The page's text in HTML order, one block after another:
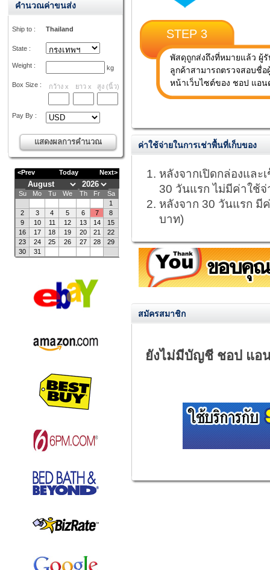
คำนวณค่าขนส่ง
Ship to : Thailand
State :
Weight : kg
Box Size : กว้าง x ยาว x สูง (นิ้ว)
Pay By :
STEP 3
พัสดุถูกส่งถึงที่หมายแล้ว ผู้
ลูกค้าสามารถตรวจสอบชื่อ
หน้าเว็บไซต์ของ ชอป แอน
ค่าใช้จ่ายในการเช่าพื้นที่เก็บของ
หลังจากเปิดกล่องแล
30 วันแรก ไม่มีค่าใช้จ่
หลังจาก 30 วันแรก มี
บาท)
สมัครสมาชิก
ยังไม่มีบัญชี ชอป แอ